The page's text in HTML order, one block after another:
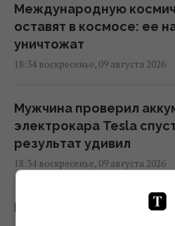
Международную
оставят в космосе: ее
уничтожат
18:34 воскресенье, 09 августа 2026
Мужчина проверил
электрокара Tesla
результат удивил
18:34 воскресенье, 09 августа 2026
Итальянцы